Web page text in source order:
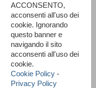
ACCONSENTO,
acconsenti all'uso dei
cookie. Ignorando
questo banner e
navigando il sito
acconsenti all'uso dei
cookie.
Cookie Policy -
Privacy Policy